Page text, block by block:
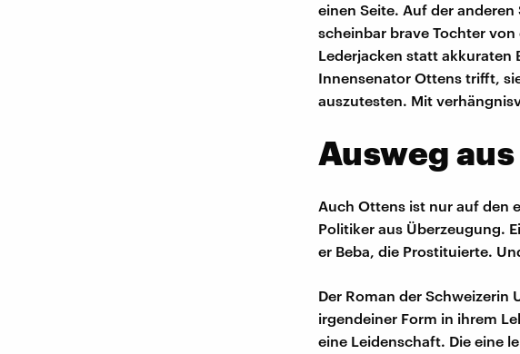
einen Seite. Auf der
scheinbar brave Tochter
Lederjacken statt akkuraten
Innensenator Ottens trifft,
auszutesten. Mit
Ausweg
Auch Ottens ist nur auf den
Politiker aus Überzeugung.
er Beba, die Prostituierte.
Der Roman der Schweizerin
irgendeiner Form in ihrem
eine Leidenschaft. Die eine